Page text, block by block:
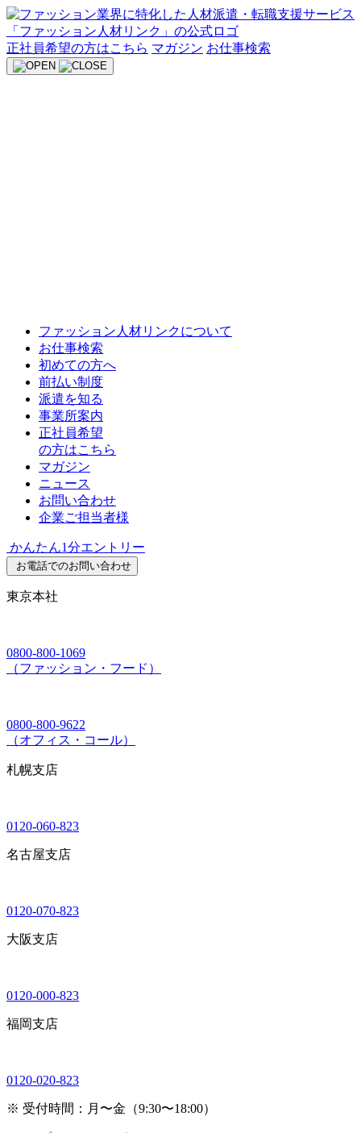
Skip
to
content
正社員希望の方はこちら マガジン お仕事検索
ファッション人材リンクについて
お仕事検索
初めての方へ
前払い制度
派遣を知る
事業所案内
正社員希望
の方はこちら
マガジン
ニュース
お問い合わせ
企業ご担当者様
かんたん1分エントリー
お電話でのお問い合わせ
東京本社
0800-800-1069
（ファッション・フード）
0800-800-9622
（オフィス・コール）
札幌支店
0120-060-823
名古屋支店
0120-070-823
大阪支店
0120-000-823
福岡支店
0120-020-823
※ 受付時間：月〜金（9:30〜18:00）